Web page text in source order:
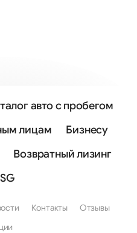
авто с пробегом
лицам
Бизнесу
Возвратный лизинг
Контакты
Отзывы